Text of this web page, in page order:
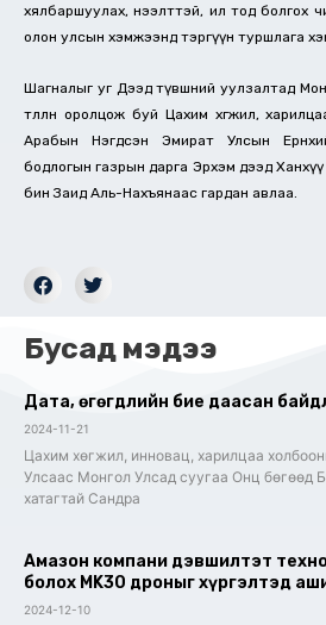
хялбаршуулах, нээлттэй, ил тод болгох
олон улсын хэмжээнд тэргүүн туршлага
Шагналыг уг Дээд түвшний уулзалтад
төлөөлөн оролцож буй Цахим хөгжил,
Арабын Нэгдсэн Эмират Улсын
бодлогын газрын дарга Эрхэм дээд
бин Заид Аль-Нахъянаас гардан авлаа.
Бусад мэдээ
Дата, өгөгдлийн бие даасан
2024-11-21
Цахим хөгжил, инновац, харилцаа
Улсаас Монгол Улсад суугаа Онц бөгөөд
хатагтай Сандра
Амазон компани дэвшилтэт
болох MK30 дроныг хүргэлтэд
2024-12-10